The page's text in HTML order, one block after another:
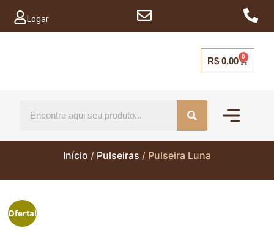
Logar
R$0,00 0
Início / Pulseiras / Pulseira Luna
Oferta!